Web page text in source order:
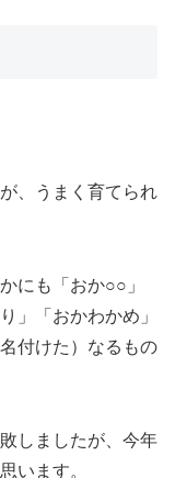
、うまく育てられ
にも「おか○○」
」「おかわかめ」
名付けた）なるもの
しましたが、今年
います。